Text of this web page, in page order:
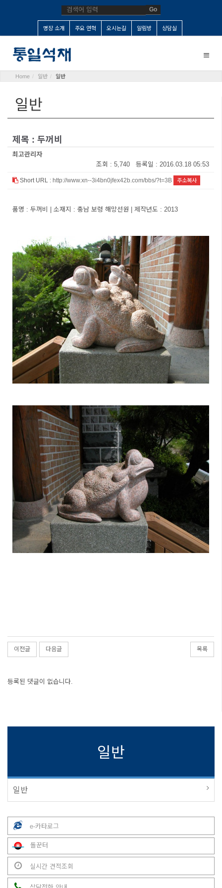
Go
명장 소개 주요 연혁 오시는길 알림방 상담실
Toggle
Home 일반 일반
일반
제목 : 두꺼비
최고관리자
조회 : 5,740 등록일 : 2016.03.18 05:53
Short URL : http://www.xn--3i4bn0jfex42b.com/bbs/?t=3B 주소복사
품명 : 두꺼비 | 소재지 : 충남 보령 해망선원 | 제작년도 : 2013
이전글 다음글 목록
등록된 댓글이 없습니다.
일반
일반
e-카타로그
돌꾼터
실시간 견적조회